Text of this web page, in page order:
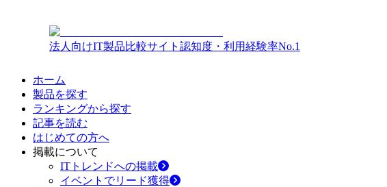
法人向けIT製品比較サイト 認知度・利用経験率No.1
ホーム
製品を探す
ランキングから探す
記事を読む
はじめての方へ
掲載について
ITトレンドへの掲載
イベントでリード獲得